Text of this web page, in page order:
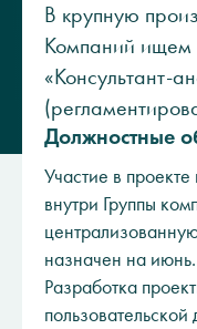
В крупную
Компаний ищем
«Консультант-
Должностные
Участие в
внутри Группы
назначен на июнь.
Разработка